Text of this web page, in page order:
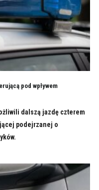
pod wpływem
dalszą jazdę czterem
podejrzanej o